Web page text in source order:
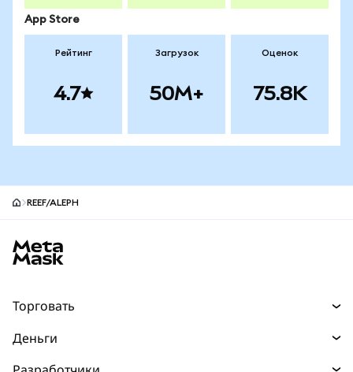
App Store
Рейтинг
4.7
Загрузок
50M+
Оценок
75.8K
REEF/ALEPH
Торговать
Деньги